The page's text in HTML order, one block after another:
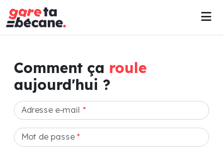
Comment ça roule
aujourd'hui ?
Adresse e-mail *
Mot de passe*